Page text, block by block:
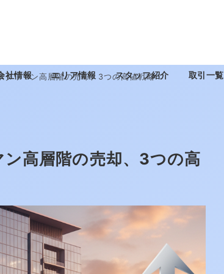
社情報 エリア情報 スタッフ紹介 取引一覧
ワマン高層階の売却、3つの高値戦略
高層階の売却、3つの高